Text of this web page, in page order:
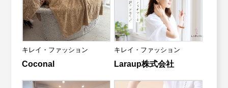
キレイ・ファッション
Coconal
キレイ・ファッション
Laraup株式会社